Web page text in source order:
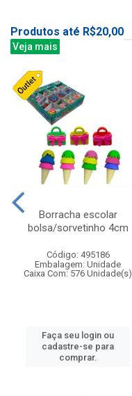
Produtos até R$20,00
Veja mais
Borracha escolar
bolsa/sorvetinho 4cm
Código: 495186
Embalagem: Unidade
Caixa Com: 576 Unidade(s)
Faça seu login ou
cadastre-se para
comprar.